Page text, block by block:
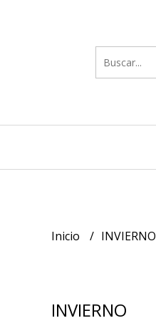
Inicio INVIERNO
INVIERNO